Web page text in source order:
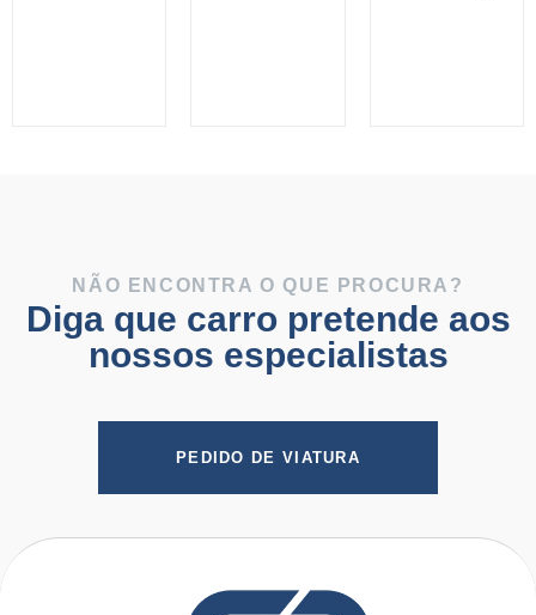
NÃO ENCONTRA O QUE PROCURA?
Diga que carro pretende aos
nossos especialistas
PEDIDO DE VIATURA